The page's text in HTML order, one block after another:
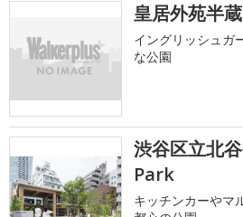
皇居外苑半
イングリッシュガ
な公園
渋谷区立北
Park
キッチンカーやマ